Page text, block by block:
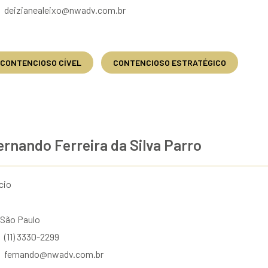
deizianealeixo@nwadv.com.br
CONTENCIOSO CÍVEL CONTENCIOSO ESTRATÉGICO
Ferreira da Silva Parro
São Paulo
(11) 3330-2299
fernando@nwadv.com.br